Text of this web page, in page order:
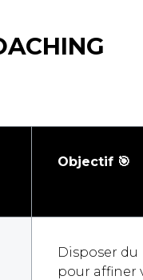
Objectif 🎯
Disposer du
pour affiner